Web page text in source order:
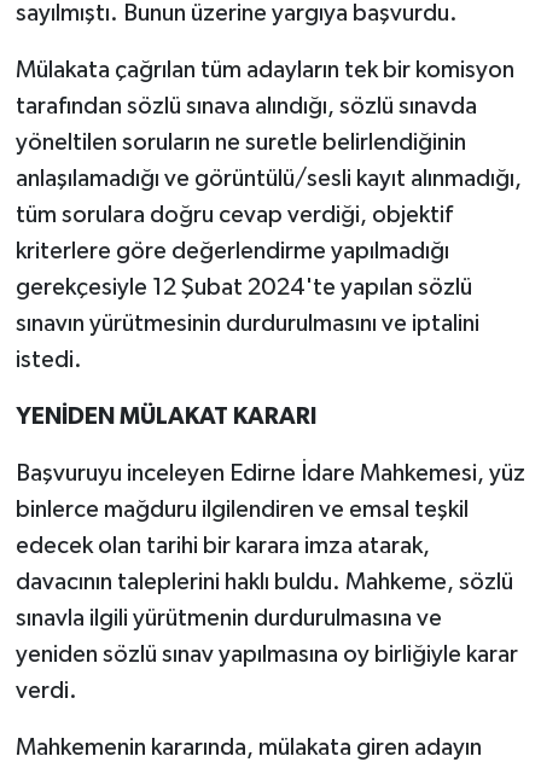
sayılmıştı. Bunun üzerine yargıya başvurdu.
Mülakata çağrılan tüm adayların tek bir komisyon
tarafından sözlü sınava alındığı, sözlü sınavda
yöneltilen soruların ne suretle belirlendiğinin
anlaşılamadığı ve görüntülü/sesli kayıt alınmadığı,
tüm sorulara doğru cevap verdiği, objektif
kriterlere göre değerlendirme yapılmadığı
gerekçesiyle 12 Şubat 2024'te yapılan sözlü
sınavın yürütmesinin durdurulmasını ve iptalini
istedi.
YENİDEN MÜLAKAT KARARI
Başvuruyu inceleyen Edirne İdare Mahkemesi, yüz
binlerce mağduru ilgilendiren ve emsal teşkil
edecek olan tarihi bir karara imza atarak,
davacının taleplerini haklı buldu. Mahkeme, sözlü
sınavla ilgili yürütmenin durdurulmasına ve
yeniden sözlü sınav yapılmasına oy birliğiyle karar
verdi.
Mahkemenin kararında, mülakata giren adayın